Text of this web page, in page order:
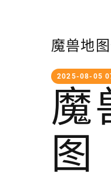
魔兽地
2025-08-05
魔
图